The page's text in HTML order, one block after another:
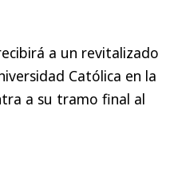
a un revitalizado
Católica en la
a su tramo final al